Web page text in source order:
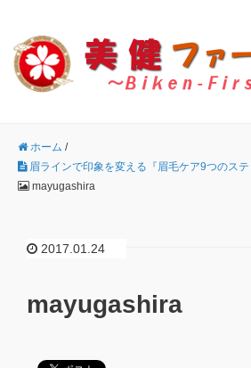
ホーム /
眉ラインで印象を変える『眉毛ケア9つのステ
mayugashira
2017.01.24
mayugashira